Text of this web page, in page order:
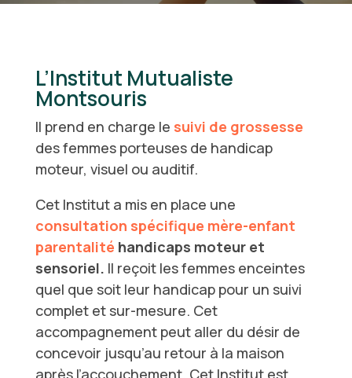
L’Institut Mutualiste
Montsouris
Il prend en charge le suivi de grossesse
des femmes porteuses de handicap
moteur, visuel ou auditif.
Cet Institut a mis en place une
consultation spécifique mère-enfant
parentalité handicaps moteur et
sensoriel. Il reçoit les femmes enceintes
quel que soit leur handicap pour un suivi
complet et sur-mesure. Cet
accompagnement peut aller du désir de
concevoir jusqu’au retour à la maison
après l’accouchement. Cet Institut est